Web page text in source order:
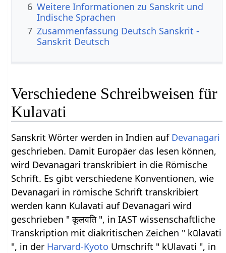
6 Weitere Informationen zu Sanskrit und
Indische Sprachen
7 Zusammenfassung Deutsch Sanskrit -
Sanskrit Deutsch
Verschiedene Schreibweisen für
Kulavati
Sanskrit Wörter werden in Indien auf Devanagari
geschrieben. Damit Europäer das lesen können,
wird Devanagari transkribiert in die Römische
Schrift. Es gibt verschiedene Konventionen, wie
Devanagari in römische Schrift transkribiert
werden kann Kulavati auf Devanagari wird
geschrieben " कूलवति ", in IAST wissenschaftliche
Transkription mit diakritischen Zeichen " kūlavati
", in der Harvard-Kyoto Umschrift " kUlavati ", in